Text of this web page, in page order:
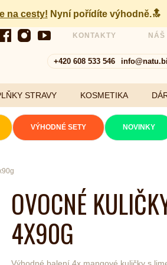
na cesty! Nyní pořídíte výhodně.🔝
KONTAKTY NÁŠ
+420 608 533 546
STRAVY KOSMETIKA
VÝHODNÉ SETY NOVINKY
OVOCNÉ
4X90G